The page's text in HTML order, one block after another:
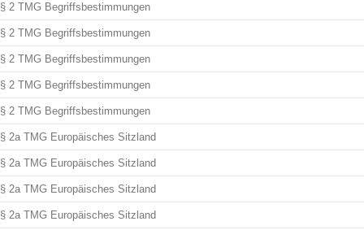
§ 2 TMG Begriffsbestimmungen
§ 2 TMG Begriffsbestimmungen
§ 2 TMG Begriffsbestimmungen
§ 2 TMG Begriffsbestimmungen
§ 2 TMG Begriffsbestimmungen
§ 2a TMG Europäisches Sitzland
§ 2a TMG Europäisches Sitzland
§ 2a TMG Europäisches Sitzland
§ 2a TMG Europäisches Sitzland